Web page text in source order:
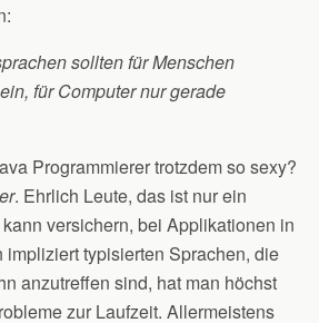
sollten für Menschen
für Computer nur gerade
Programmierer trotzdem so sexy?
. Ehrlich Leute, das ist nur ein
versichern, bei Applikationen in
typisierten Sprachen, die
anzutreffen sind, hat man höchst
zur Laufzeit. Allermeistens